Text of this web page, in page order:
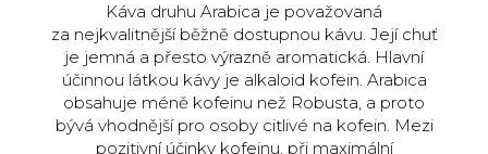
Káva druhu Arabica je považovaná
za nejkvalitnější běžně dostupnou kávu. Její chuť
je jemná a přesto výrazně aromatická. Hlavní
účinnou látkou kávy je alkaloid kofein. Arabica
obsahuje méně kofeinu než Robusta, a proto
bývá vhodnější pro osoby citlivé na kofein. Mezi
pozitivní účinky kofeinu, při maximální